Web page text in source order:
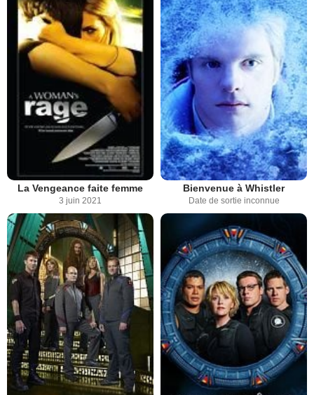
La Vengeance faite femme
3 juin 2021
Bienvenue à Whistler
Date de sortie inconnue